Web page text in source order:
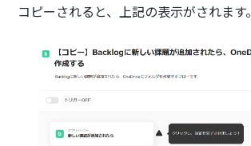
コピーされると、上記の表示がされます。